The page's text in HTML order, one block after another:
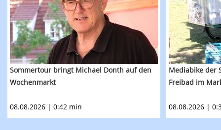
Sommertour bringt Michael Donth auf den
Wochenmarkt
08.08.2026 | 0:42 min
Mediabike der
Freibad im
08.08.2026 |